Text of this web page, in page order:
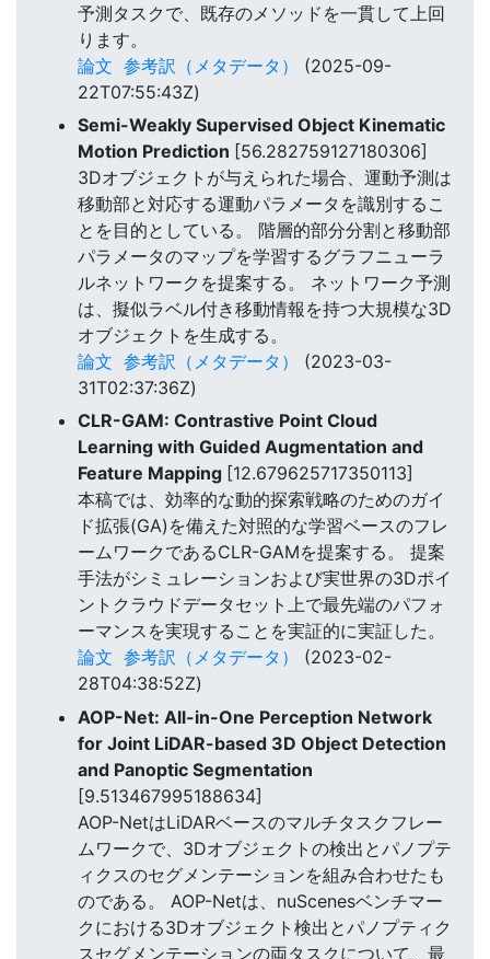
予測タスクで、既存のメソッドを一貫して上回
ります。
論文 参考訳（メタデータ）
(2025-09-
22T07:55:43Z)
Semi-Weakly Supervised Object Kinematic
Motion Prediction [56.282759127180306]
3Dオブジェクトが与えられた場合、運動予測は
移動部と対応する運動パラメータを識別するこ
とを目的としている。 階層的部分分割と移動部
パラメータのマップを学習するグラフニューラ
ルネットワークを提案する。 ネットワーク予測
は、擬似ラベル付き移動情報を持つ大規模な3D
オブジェクトを生成する。
論文 参考訳（メタデータ）
(2023-03-
31T02:37:36Z)
CLR-GAM: Contrastive Point Cloud
Learning with Guided Augmentation and
Feature Mapping [12.679625717350113]
本稿では、効率的な動的探索戦略のためのガイ
ド拡張(GA)を備えた対照的な学習ベースのフレ
ームワークであるCLR-GAMを提案する。 提案
手法がシミュレーションおよび実世界の3Dポイ
ントクラウドデータセット上で最先端のパフォ
ーマンスを実現することを実証的に実証した。
論文 参考訳（メタデータ）
(2023-02-
28T04:38:52Z)
AOP-Net: All-in-One Perception Network
for Joint LiDAR-based 3D Object Detection
and Panoptic Segmentation
[9.513467995188634]
AOP-NetはLiDARベースのマルチタスクフレー
ムワークで、3Dオブジェクトの検出とパノプテ
ィクスのセグメンテーションを組み合わせたも
のである。 AOP-Netは、nuScenesベンチマー
クにおける3Dオブジェクト検出とパノプティク
スセグメンテーションの両タスクについて、最